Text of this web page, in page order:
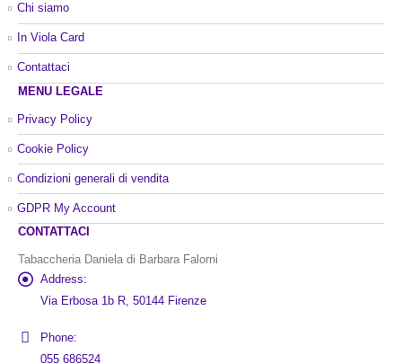
Chi siamo
In Viola Card
Contattaci
MENU LEGALE
Privacy Policy
Cookie Policy
Condizioni generali di vendita
GDPR My Account
CONTATTACI
Tabaccheria Daniela di Barbara Falorni
Address:
Via Erbosa 1b R, 50144 Firenze
Phone:
055 686524